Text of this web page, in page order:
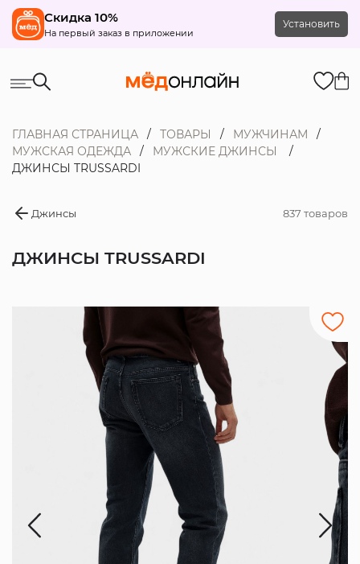
Скидка 10%
На первый заказ в приложении
Установить
ГЛАВНАЯ СТРАНИЦА ТОВАРЫ
МУЖЧИНАМ
МУЖСКАЯ ОДЕЖДА
МУЖСКИЕ ДЖИНСЫ
ДЖИНСЫ TRUSSARDI
Джинсы 837 товаров
ДЖИНСЫ TRUSSARDI